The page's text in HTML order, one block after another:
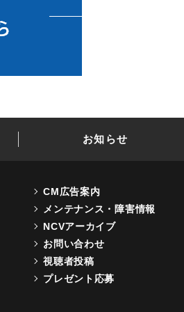
お知らせ
CM広告案内
メンテナンス・障害情報
NCVアーカイブ
お問い合わせ
視聴者投稿
プレゼント応募